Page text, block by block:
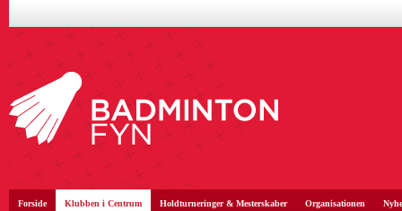
Forside Klubben i Centrum Holdturneringer & Mesterskaber Organisationen